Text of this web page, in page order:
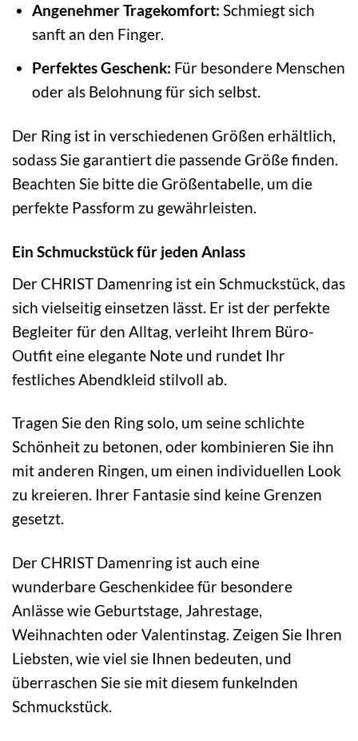
Angenehmer Tragekomfort: Schmiegt sich
sanft an den Finger.
Perfektes Geschenk: Für besondere Menschen
oder als Belohnung für sich selbst.
Der Ring ist in verschiedenen Größen erhältlich,
sodass Sie garantiert die passende Größe finden.
Beachten Sie bitte die Größentabelle, um die
perfekte Passform zu gewährleisten.
Ein Schmuckstück für jeden Anlass
Der CHRIST Damenring ist ein Schmuckstück, das
sich vielseitig einsetzen lässt. Er ist der perfekte
Begleiter für den Alltag, verleiht Ihrem Büro-
Outfit eine elegante Note und rundet Ihr
festliches Abendkleid stilvoll ab.
Tragen Sie den Ring solo, um seine schlichte
Schönheit zu betonen, oder kombinieren Sie ihn
mit anderen Ringen, um einen individuellen Look
zu kreieren. Ihrer Fantasie sind keine Grenzen
gesetzt.
Der CHRIST Damenring ist auch eine
wunderbare Geschenkidee für besondere
Anlässe wie Geburtstage, Jahrestage,
Weihnachten oder Valentinstag. Zeigen Sie Ihren
Liebsten, wie viel sie Ihnen bedeuten, und
überraschen Sie sie mit diesem funkelnden
Schmuckstück.